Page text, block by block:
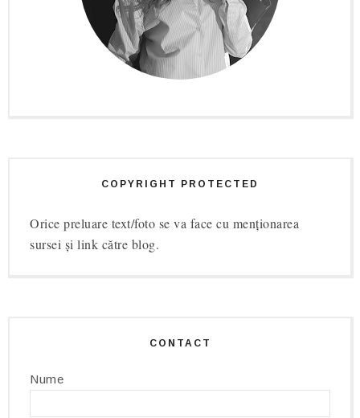
COPYRIGHT PROTECTED
Orice preluare text/foto se va face cu menționarea
sursei și link către blog.
CONTACT
Nume